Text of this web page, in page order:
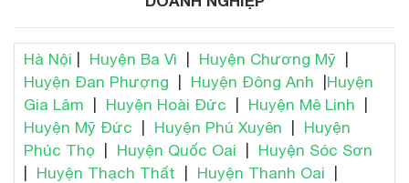
Hà Nội Huyện Ba Vì Huyện Chương Mỹ
Huyện Đan Phượng
Huyện Đông Anh
Huyện
Gia Lâm
Huyện Hoài Đức Huyện Mê Linh
Huyện Mỹ Đức
Huyện Phú Xuyên
Huyện
Phúc Thọ
Huyện Quốc Oai
Huyện Sóc Sơn
Huyện Thạch Thất Huyện Thanh Oai